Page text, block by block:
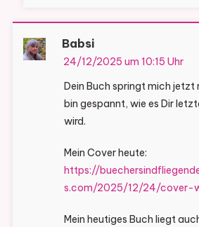
Babsi
24/12/2025 um 10:15 Uhr
Dein Buch springt mich jetzt
bin gespannt, wie es Dir
wird.
Mein Cover heute:
https://
s.com/2025/12/24/cover-
Mein heutiges Buch liegt